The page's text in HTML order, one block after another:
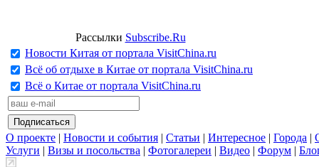
Рассылки Subscribe.Ru
Новости Китая от портала VisitChina.ru
Всё об отдыхе в Китае от портала VisitChina.ru
Всё о Китае от портала VisitChina.ru
О проекте | Новости и события | Статьи | Интересное | Города |
Услуги | Визы и посольства | Фотогалереи | Видео | Форум |